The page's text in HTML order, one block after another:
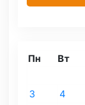
Пн Вт
3
4